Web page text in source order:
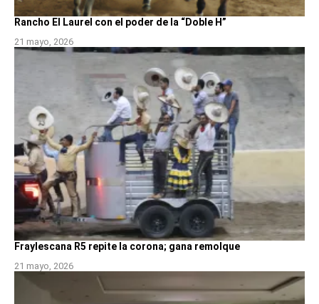
Rancho El Laurel con el poder de la “Doble H”
21 mayo, 2026
Fraylescana R5 repite la corona; gana remolque
21 mayo, 2026